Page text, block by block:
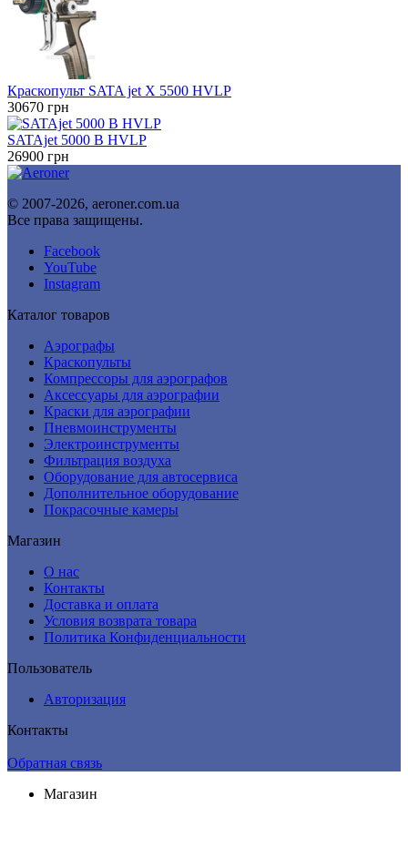
Краскопульт SATA jet X 5500 HVLP
30670 грн
SATAjet 5000 B HVLP
26900 грн
© 2007-2026, aeroner.com.ua
Все права защищены.
Facebook
YouTube
Instagram
Каталог товаров
Аэрографы
Краскопульты
Компрессоры для аэрографов
Аксессуары для аэрографии
Краски для аэрографии
Пневмоинструменты
Электроинструменты
Фильтрация воздуха
Оборудование для автосервиса
Дополнительное оборудование
Покрасочные камеры
Магазин
О нас
Контакты
Доставка и оплата
Условия возврата товара
Политика Конфиденциальности
Пользователь
Авторизация
Контакты
Обратная связь
Магазин